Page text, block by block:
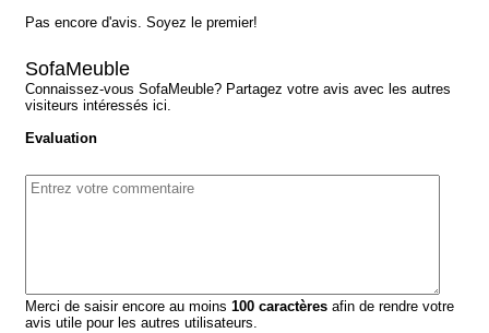
Pas encore d'avis. Soyez le premier!
SofaMeuble
Connaissez-vous SofaMeuble? Partagez votre avis avec les autres
visiteurs intéressés ici.
Evaluation
Merci de saisir encore au moins100 caractères afin de rendre votre
avis utile pour les autres utilisateurs.